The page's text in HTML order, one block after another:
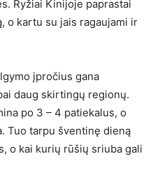
Ryžiai Kinijoje paprastai
o kartu su jais ragaujami ir
įpročius gana
daug skirtingų regionų.
po 3 – 4 patiekalus, o
Tuo tarpu šventinę dieną
o kai kurių rūšių sriuba gali